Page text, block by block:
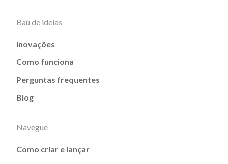
Baú de ideias
Inovações
Como funciona
Perguntas frequentes
Blog
Navegue
Como criar e lançar